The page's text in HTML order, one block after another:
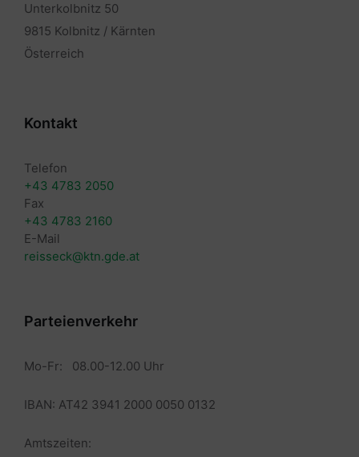
Unterkolbnitz 50
9815 Kolbnitz / Kärnten
Österreich
Kontakt
Telefon
+43 4783 2050
Fax
+43 4783 2160
E-Mail
reisseck@ktn.gde.at
Parteienverkehr
Mo-Fr: 08.00-12.00 Uhr
IBAN: AT42 3941 2000 0050 0132
Amtszeiten: